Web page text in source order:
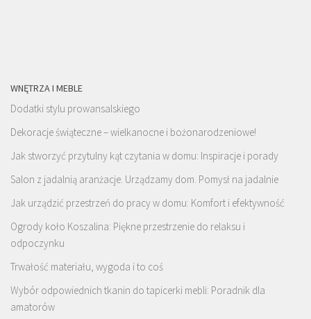
WNĘTRZA I MEBLE
Dodatki stylu prowansalskiego
Dekoracje świąteczne – wielkanocne i bożonarodzeniowe!
Jak stworzyć przytulny kąt czytania w domu: Inspiracje i porady
Salon z jadalnią aranżacje. Urządzamy dom. Pomysł na jadalnie
Jak urządzić przestrzeń do pracy w domu: Komfort i efektywność
Ogrody koło Koszalina: Piękne przestrzenie do relaksu i
odpoczynku
Trwałość materiału, wygoda i to coś
Wybór odpowiednich tkanin do tapicerki mebli: Poradnik dla
amatorów